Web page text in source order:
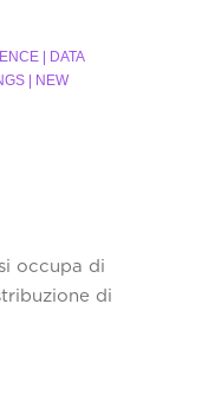
| DATA
| NEW
occupa di
di